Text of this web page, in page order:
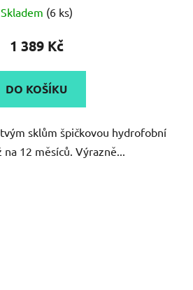
Skladem (6 ks)
1 389 Kč
DO KOŠÍKU
sklům špičkovou hydrofobní
12 měsíců. Výrazně...